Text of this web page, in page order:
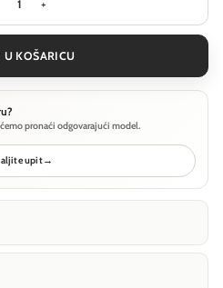
Visilica Ideal Lux NODI SP9 - Bijela
U KOŠARICU
pronaći odgovarajući model.
upit→